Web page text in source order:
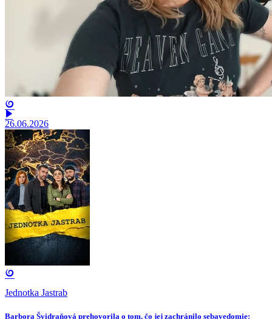
26.06.2026
Jednotka Jastrab
Barbora Švidraňová prehovorila o tom, čo jej zachránilo sebavedomie: